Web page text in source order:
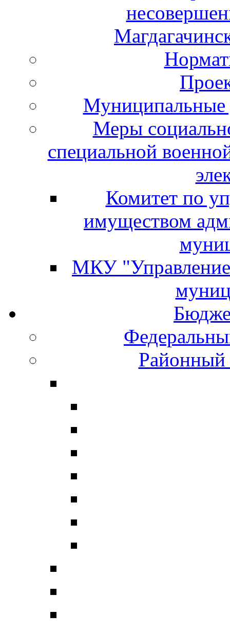
Муниципальные
Меры
специальной
Комитет по
имуществом
МКУ "Управление
Районный